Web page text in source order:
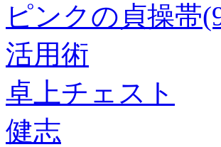
ピンクの貞操帯
活用術
卓上チェスト
健志